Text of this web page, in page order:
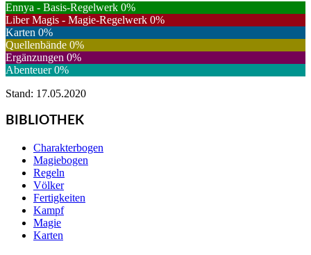
Ennya - Basis-Regelwerk 0%
Liber Magis - Magie-Regelwerk 0%
Karten 0%
Quellenbände 0%
Ergänzungen 0%
Abenteuer0%
Stand: 17.05.2020
BIBLIOTHEK
Charakterbogen
Magiebogen
Regeln
Völker
Fertigkeiten
Kampf
Magie
Karten